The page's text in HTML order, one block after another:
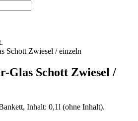
Glas Schott Zwiesel /
Inhalt: 0,1l (ohne Inhalt).